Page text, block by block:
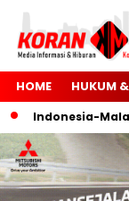
HOME HUKUM
Indonesia-